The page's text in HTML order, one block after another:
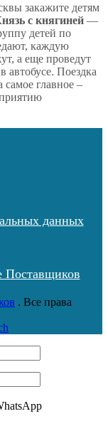
закажите детям
с княгиней —
детей по
каждую
а еще проведут
Поездка
самое главное –
данных
. Все права